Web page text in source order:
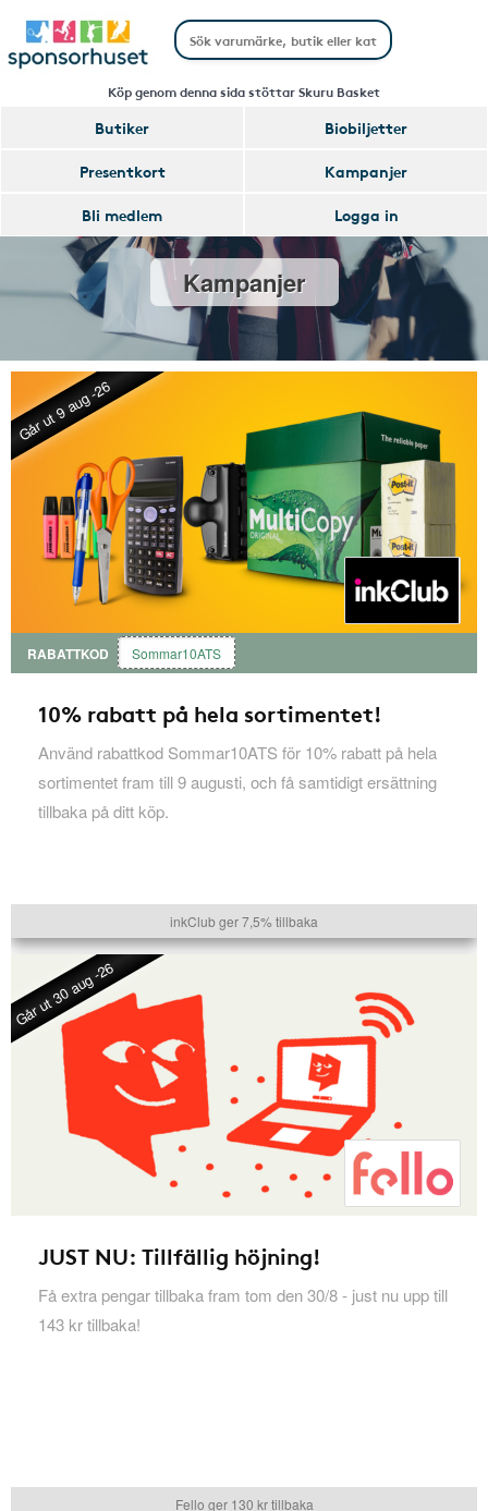
Köp genom denna sida stöttar Skuru Basket
Butiker
Biobiljetter
Presentkort
Kampanjer
Bli medlem
Logga in
Kampanjer
Går ut 9 aug -26
RABATTKOD Sommar10ATS
10% rabatt på hela sortimentet!
Använd rabattkod Sommar10ATS för 10% rabatt på hela
sortimentet fram till 9 augusti, och få samtidigt ersättning
tillbaka på ditt köp.
inkClub ger 7,5% tillbaka
Går ut 30 aug -26
JUST NU: Tillfällig höjning!
Få extra pengar tillbaka fram tom den 30/8 - just nu upp till
143 kr tillbaka!
Fello ger 130 kr tillbaka